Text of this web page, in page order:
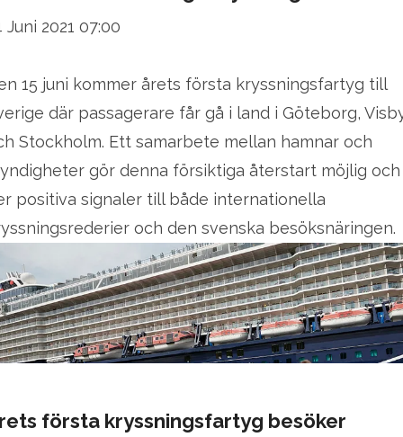
Juni 2021 07:00
15 juni kommer årets första kryssningsfartyg till
där passagerare får gå i land i Göteborg,
Stockholm. Ett samarbete mellan hamnar och
gör denna försiktiga återstart möjlig och
positiva signaler till både internationella
och den svenska besöksnäringen.
första kryssningsfartyg besöker